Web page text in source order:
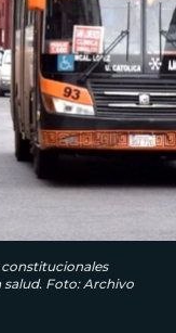
salud. Foto: Archivo